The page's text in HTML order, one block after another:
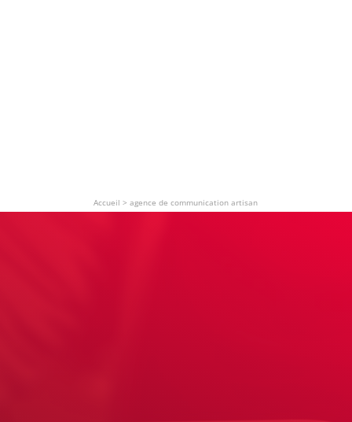
Accueil >agence de communication artisan